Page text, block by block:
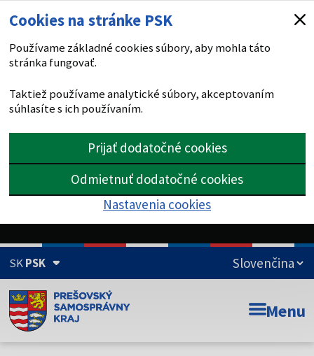
Cookies na stránke PSK
Používame základné cookies súbory, aby mohla táto
stránka fungovať.
Taktiež používame analytické súbory, akceptovaním
súhlasíte s ich používaním.
Prijať dodatočné cookies
Odmietnuť dodatočné cookies
Nastavenia cookies
SKPSK
Doména psk.sk je oficiálna
Toto je oficiálna webová stránka Prešovského
Menu